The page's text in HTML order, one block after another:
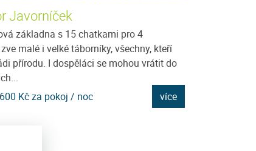
Javorníček
základna s 15 chatkami pro 4
malé i velké táborníky, všechny, kteří
přírodu. I dospěláci se mohou vrátit do
Kč za pokoj / noc
více